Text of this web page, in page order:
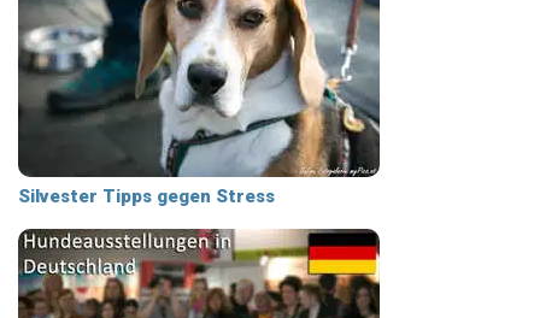
Silvester Tipps gegen Stress